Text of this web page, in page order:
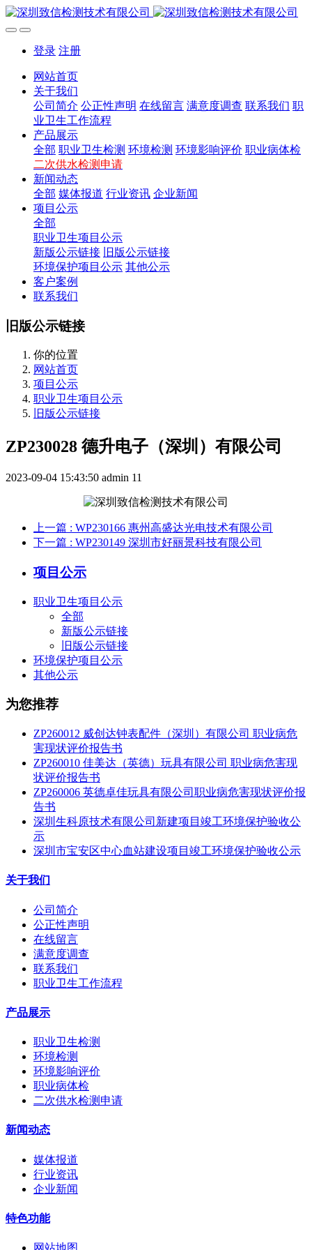
登录 注册
网站首页
关于我们
公司简介 公正性声明 在线留言 满意度调查 联系我们 职
业卫生工作流程
产品展示
全部 职业卫生检测 环境检测 环境影响评价 职业病体检
二次供水检测申请
新闻动态
全部 媒体报道 行业资讯 企业新闻
项目公示
全部
职业卫生项目公示
新版公示链接
旧版公示链接
环境保护项目公示 其他公示
客户案例
联系我们
旧版公示链接
你的位置
网站首页
项目公示
职业卫生项目公示
旧版公示链接
ZP230028 德升电子（深圳）有限公司
2023-09-04 15:43:50 admin 11
上一篇 : WP230166 惠州高盛达光电技术有限公司
下一篇 : WP230149 深圳市好丽景科技有限公司
项目公示
职业卫生项目公示
全部
新版公示链接
旧版公示链接
环境保护项目公示
其他公示
为您推荐
ZP260012 威创达钟表配件（深圳）有限公司 职业病危
害现状评价报告书
ZP260010 佳美达（英德）玩具有限公司 职业病危害现
状评价报告书
ZP260006 英德卓佳玩具有限公司职业病危害现状评价报
告书
深圳生科原技术有限公司新建项目竣工环境保护验收公
示
深圳市宝安区中心血站建设项目竣工环境保护验收公示
关于我们
公司简介
公正性声明
在线留言
满意度调查
联系我们
职业卫生工作流程
产品展示
职业卫生检测
环境检测
环境影响评价
职业病体检
二次供水检测申请
新闻动态
媒体报道
行业资讯
企业新闻
特色功能